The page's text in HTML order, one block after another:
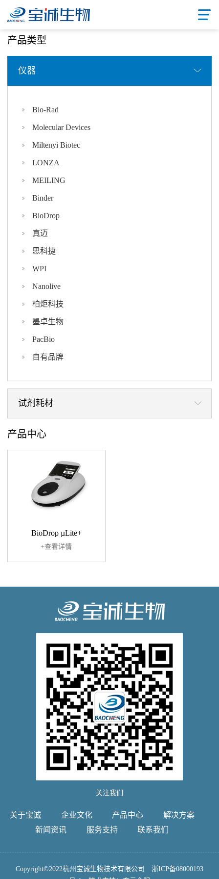
首页/ 产品中心
产品类型
仪器
Bio-Rad
Molecular Devices
Miltenyi Biotec
LONZA
MEILING
Binder
BioDrop
真迈
思科捷
WPI
Nanolive
柏炬科技
墨卓生物
PacBio
自有品牌
试剂耗材
产品中心
BioDrop µLite+
+查看详情
关注我们
关于宝诚 企业文化 产品中心
解决方案
新闻资讯
服务支持 联系我们
Copyright©2022杭州宝诚生物技术有限公司 浙ICP备08000193